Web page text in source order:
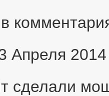
Апреля 2014
сделали